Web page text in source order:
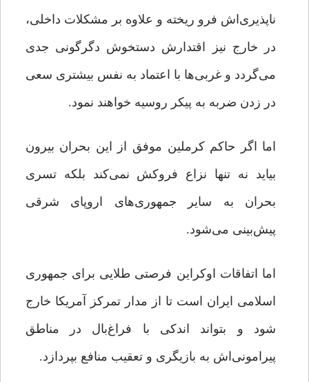
ناپذیری‌اش فرو ریخته و علاوه بر مشکلات داخلی،
در خارج نیز اقتدارش دستخوش دگرگونی جدی
می‌گردد و غربی‌ها با اعتماد به نفس بیشتری سعی
در زدن ضربه به پیکر روسیه خواهند نمود.
اما اگر حاکم کرملین موفق از این بحران بیرون
بیاید نه تنها نزاع فروکش نمی‌کند بلکه تسری
بحران به سایر جمهوری‌های اروپای شرقی
پیش‌بینی می‌شود.
اما اتفاقات اوکراین فرصتی طلایی برای جمهوری
اسلامی ایران است تا از مدار تمرکز آمریکا خارج
شود و بتواند اندکی با فراغ‌بال در مناطق
پیرامونی‌اش به بازیگری و تعقیب منافع بپردازد.